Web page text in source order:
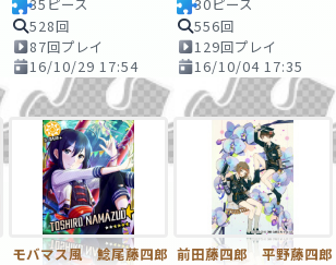
35ピース
528回
87回プレイ
16/10/29 17:54
30ピース
556回
129回プレイ
16/10/04 17:35
モバマス風 鯰尾藤四郎 前田藤四郎 平野藤四郎